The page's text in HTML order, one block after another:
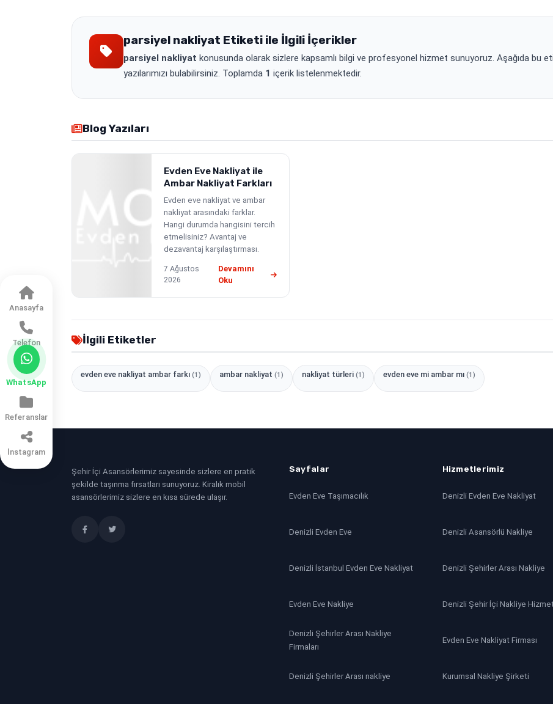
Anasayfa
Telefon
WhatsApp
Referanslar
İnstagram
parsiyel nakliyat Etiketi ile İlgili İçerikler
parsiyel nakliyat konusunda olarak sizlere kapsamlı bilgi ve profesyonel hizmet sunuyoruz. Aşağıda bu
yazılarımızı bulabilirsiniz. Toplamda 1 içerik listelenmektedir.
Blog Yazıları
Evden Eve Nakliyat ile
Ambar Nakliyat Farkları
Evden eve nakliyat ve ambar
nakliyat arasındaki farklar.
Hangi durumda hangisini tercih
etmelisiniz? Avantaj ve
dezavantaj karşılaştırması.
7 Ağustos
2026
Devamını
Oku
İlgili Etiketler
evden eve nakliyat ambar farkı (1) ambar nakliyat (1) nakliyat türleri (1) evden eve mi ambar mı (1)
Şehir İçi Asansörlerimiz sayesinde sizlere en pratik
şekilde taşınma fırsatları sunuyoruz. Kiralık mobil
asansörlerimiz sizlere en kısa sürede ulaşır.
Sayfalar
Evden Eve Taşımacılık
Denizli Evden Eve
Denizli İstanbul Evden Eve Nakliyat
Evden Eve Nakliye
Denizli Şehirler Arası Nakliye
Firmaları
Denizli Şehirler Arası nakliye
Hizmetlerimiz
Denizli Evden Eve Nakliyat
Denizli Asansörlü Nakliye
Denizli Şehirler Arası Nakliye
Denizli Şehir İçi Nakliye
Evden Eve Nakliyat Firması
Kurumsal Nakliye Şirketi